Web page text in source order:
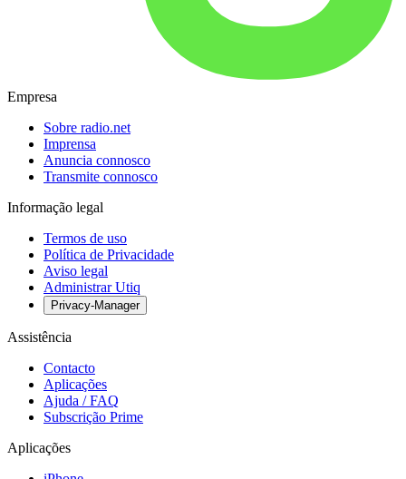
Empresa
Sobre radio.net
Imprensa
Anuncia connosco
Transmite connosco
Informação legal
Termos de uso
Política de Privacidade
Aviso legal
Administrar Utiq
Privacy-Manager
Assistência
Contacto
Aplicações
Ajuda / FAQ
Subscrição Prime
Aplicações